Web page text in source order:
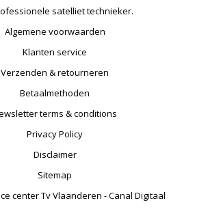
satelliet technieker.
Algemene voorwaarden
Klanten service
Verzenden & retourneren
Betaalmethoden
terms & conditions
Privacy Policy
Disclaimer
Sitemap
center Tv Vlaanderen - Canal Digitaal